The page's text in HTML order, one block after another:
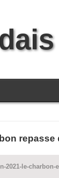
le-